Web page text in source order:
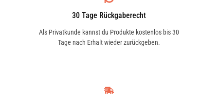
30 Tage Rückgaberecht
Als Privatkunde kannst du Produkte kostenlos bis 30
Tage nach Erhalt wieder zurückgeben.